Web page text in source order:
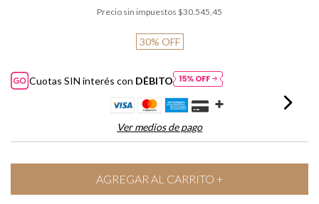
Precio sin impuestos $30.545,45
30% OFF
Cuotas SIN interés con DÉBITO
Ver medios de pago